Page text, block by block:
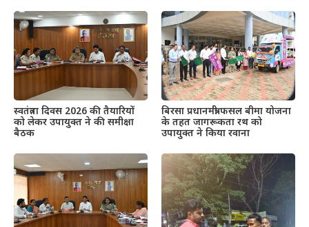
स्वतंत्रता दिवस 2026 की तैयारियों
को लेकर उपायुक्त ने की समीक्षा
बैठक
बिरसा प्रधानमंत्री फसल बीमा योजना
के तहत जागरूकता रथ को
उपायुक्त ने किया रवाना